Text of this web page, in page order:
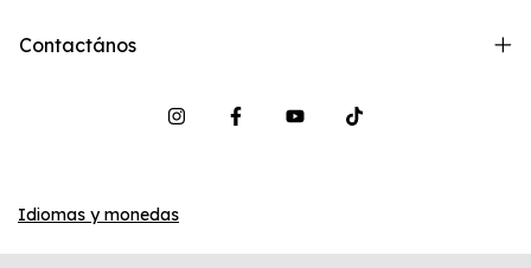
Contactános
Idiomas y monedas